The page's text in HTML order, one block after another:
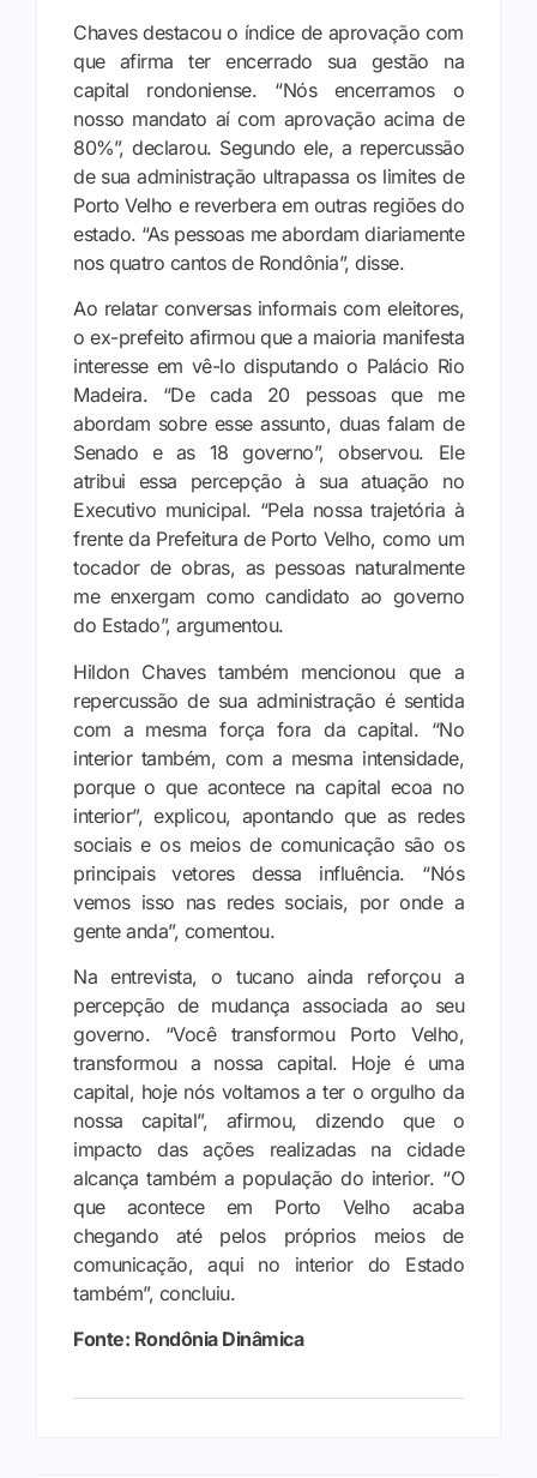
Chaves destacou o índice de aprovação com
que afirma ter encerrado sua gestão na
capital rondoniense. “Nós encerramos o
nosso mandato aí com aprovação acima de
80%”, declarou. Segundo ele, a repercussão
de sua administração ultrapassa os limites de
Porto Velho e reverbera em outras regiões do
estado. “As pessoas me abordam diariamente
nos quatro cantos de Rondônia”, disse.
Ao relatar conversas informais com eleitores,
o ex-prefeito afirmou que a maioria manifesta
interesse em vê-lo disputando o Palácio Rio
Madeira. “De cada 20 pessoas que me
abordam sobre esse assunto, duas falam de
Senado e as 18 governo”, observou. Ele
atribui essa percepção à sua atuação no
Executivo municipal. “Pela nossa trajetória à
frente da Prefeitura de Porto Velho, como um
tocador de obras, as pessoas naturalmente
me enxergam como candidato ao governo
do Estado”, argumentou.
Hildon Chaves também mencionou que a
repercussão de sua administração é sentida
com a mesma força fora da capital. “No
interior também, com a mesma intensidade,
porque o que acontece na capital ecoa no
interior”, explicou, apontando que as redes
sociais e os meios de comunicação são os
principais vetores dessa influência. “Nós
vemos isso nas redes sociais, por onde a
gente anda”, comentou.
Na entrevista, o tucano ainda reforçou a
percepção de mudança associada ao seu
governo. “Você transformou Porto Velho,
transformou a nossa capital. Hoje é uma
capital, hoje nós voltamos a ter o orgulho da
nossa capital”, afirmou, dizendo que o
impacto das ações realizadas na cidade
alcança também a população do interior. “O
que acontece em Porto Velho acaba
chegando até pelos próprios meios de
comunicação, aqui no interior do Estado
também”, concluiu.
Fonte: Rondônia Dinâmica